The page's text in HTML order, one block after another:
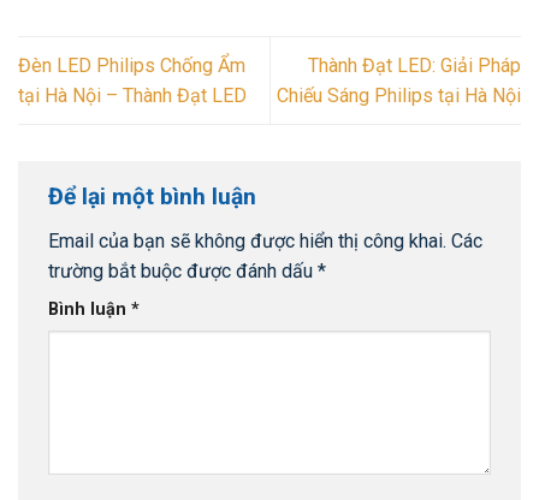
Đèn LED Philips Chống Ẩm
tại Hà Nội – Thành Đạt LED
Thành Đạt LED: Giải Pháp
Chiếu Sáng Philips tại Hà Nội
Để lại một bình luận
Email của bạn sẽ không được hiển thị công khai. Các
trường bắt buộc được đánh dấu *
Bình luận *